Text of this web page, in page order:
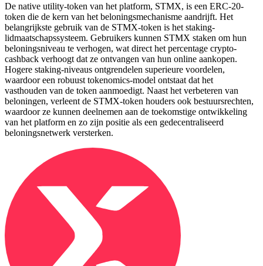
De native utility-token van het platform, STMX, is een ERC-20-
token die de kern van het beloningsmechanisme aandrijft. Het
belangrijkste gebruik van de STMX-token is het staking-
lidmaatschapssysteem. Gebruikers kunnen STMX staken om hun
beloningsniveau te verhogen, wat direct het percentage crypto-
cashback verhoogt dat ze ontvangen van hun online aankopen.
Hogere staking-niveaus ontgrendelen superieure voordelen,
waardoor een robuust tokenomics-model ontstaat dat het
vasthouden van de token aanmoedigt. Naast het verbeteren van
beloningen, verleent de STMX-token houders ook bestuursrechten,
waardoor ze kunnen deelnemen aan de toekomstige ontwikkeling
van het platform en zo zijn positie als een gedecentraliseerd
beloningsnetwerk versterken.